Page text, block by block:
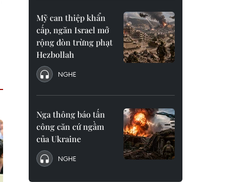
Mỹ can thiệp khẩn
cấp, ngăn Israel mở
rộng đòn trừng phạt
Hezbollah
NGHE
Nga thông báo tấn
công căn cứ ngầm
của Ukraine
NGHE